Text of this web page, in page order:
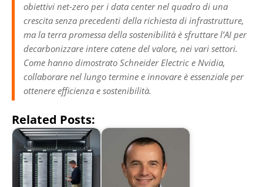
obiettivi net-zero per i data center nel quadro di una
crescita senza precedenti della richiesta di infrastrutture,
ma la terra promessa della sostenibilità è sfruttare l’AI per
decarbonizzare intere catene del valore, nei vari settori.
Come hanno dimostrato Schneider Electric e Nvidia,
collaborare nel lungo termine e innovare è essenziale per
ottenere efficienza e sostenibilità.
Related Posts: